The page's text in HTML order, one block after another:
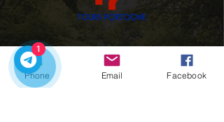
现在正是探索葡萄牙的绝佳时机，与我们的私
人导游一起开启旅程吧！
请联系我们：
Phone Email Facebook
1